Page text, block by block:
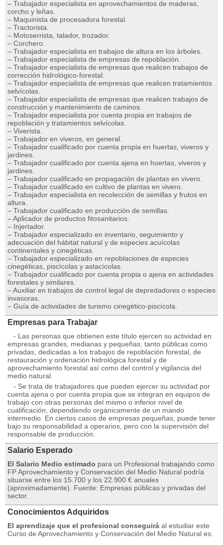
– Trabajador especialista en aprovechamientos de maderas,
corcho y leñas.
– Maquinista de procesadora forestal.
– Tractorista.
– Motoserrista, talador, trozador.
– Corchero.
– Trabajador especialista en trabajos de altura en los árboles.
– Trabajador especialista de empresas de repoblación.
– Trabajador especialista de empresas que realicen trabajos de
corrección hidrológico-forestal.
– Trabajador especialista de empresas que realicen tratamientos
selvícolas.
– Trabajador especialista de empresas que realicen trabajos de
construcción y mantenimiento de caminos.
– Trabajador especialista por cuenta propia en trabajos de
repoblación y tratamientos selvícolas.
– Viverista.
– Trabajador en viveros, en general.
– Trabajador cualificado por cuenta propia en huertas, viveros y
jardines.
– Trabajador cualificado por cuenta ajena en huertas, viveros y
jardines.
– Trabajador cualificado en propagación de plantas en vivero.
– Trabajador cualificado en cultivo de plantas en vivero.
– Trabajador especialista en recolección de semillas y frutos en
altura.
– Trabajador cualificado en producción de semillas.
– Aplicador de productos fitosanitarios.
– Injertador.
– Trabajador especializado en inventario, seguimiento y
adecuación del hábitat natural y de especies acuícolas
continentales y cinegéticas.
– Trabajador especializado en repoblaciones de especies
cinegéticas, piscícolas y astacícolas.
– Trabajador cualificado por cuenta propia o ajena en actividades
forestales y similares.
– Auxiliar en trabajos de control legal de depredadores o especies
invasoras.
– Guía de actividades de turismo cinegético-piscícola.
Empresas para Trabajar
- Las personas que obtienen este título ejercen su actividad en
empresas grandes, medianas y pequeñas, tanto públicas como
privadas, dedicadas a los trabajos de repoblación forestal, de
restauración y ordenación hidrológica forestal y de
aprovechamiento forestal así como del control y vigilancia del
medio natural.
- Se trata de trabajadores que pueden ejercer su actividad por
cuenta ajena o por cuenta propia que se integran en equipos de
trabajo con otras personas del mismo o inferior nivel de
cualificación, dependiendo orgánicamente de un mando
intermedio. En ciertos casos de empresas pequeñas, puede tener
bajo su responsabilidad a operarios, pero con la supervisión del
responsable de producción.
Salario Esperado
El Salario Medio estimado para un Profesional trabajando como
FP Aprovechamiento y Conservación del Medio Natural podría
situarse entre los 15.700 y los 22.900 € anuales
(aproximadamente). Fuente: Empresas públicas y privadas del
sector.
Conocimientos Adquiridos
El aprendizaje que el profesional conseguirá al estudiar este
Curso de Aprovechamiento y Conservación del Medio Natural es: